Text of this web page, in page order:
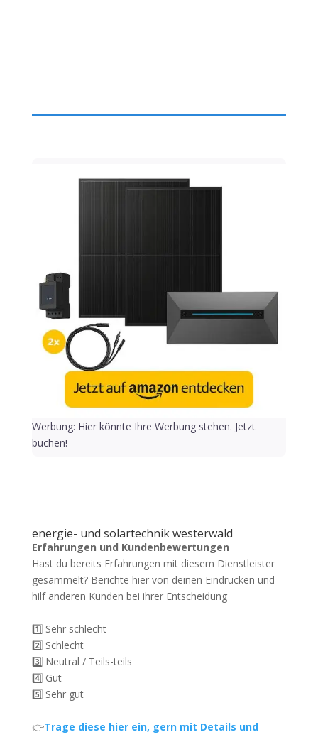
Werbung: Hier könnte Ihre Werbung stehen. Jetzt
buchen!
energie- und solartechnik westerwald
Erfahrungen und Kundenbewertungen
Hast du bereits Erfahrungen mit diesem Dienstleister
gesammelt? Berichte hier von deinen Eindrücken und
hilf anderen Kunden bei ihrer Entscheidung
1️⃣ Sehr schlecht
2️⃣ Schlecht
3️⃣ Neutral / Teils-teils
4️⃣ Gut
5️⃣ Sehr gut
👉Trage diese hier ein, gern mit Details und